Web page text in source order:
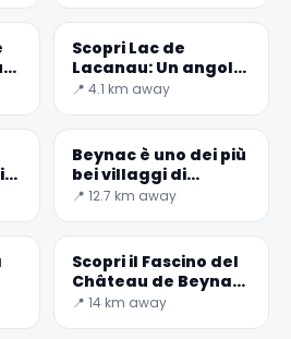
Scopri Lac de
Lacanau: Un angolo
di natura in Francia
📍 4.1 km away
Beynac è uno dei più
bei villaggi di
Francia
📍 12.7 km away
Scopri il Fascino del
Château de Beynac
in Francia
📍 14 km away